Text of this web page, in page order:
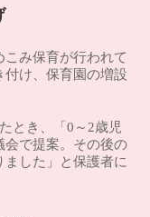
こみ保育が行われて
付け、保育園の増設
とき、「0～2歳児
会で提案。その後の
ました」と保護者に